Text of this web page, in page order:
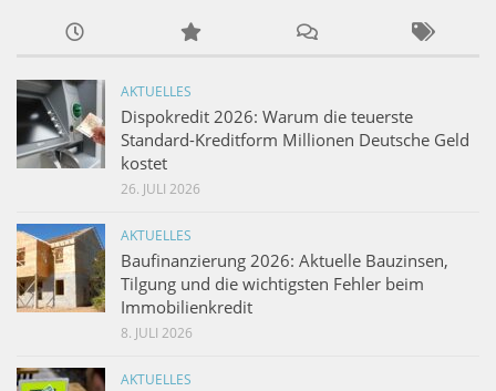
AKTUELLES
Dispokredit 2026: Warum die teuerste
Standard-Kreditform Millionen Deutsche Geld
kostet
26. JULI 2026
AKTUELLES
Baufinanzierung 2026: Aktuelle Bauzinsen,
Tilgung und die wichtigsten Fehler beim
Immobilienkredit
8. JULI 2026
AKTUELLES